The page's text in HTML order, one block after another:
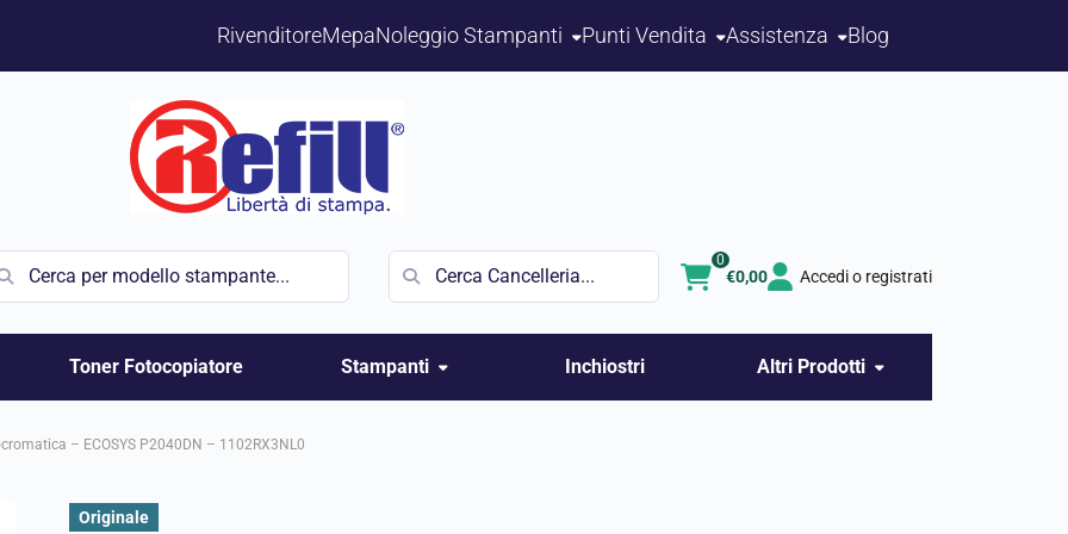
RivenditoreMepaNoleggio Stampanti Punti Vendita Assistenza Blog
€0,00
0
Accedi o registrati
Toner Fotocopiatore Stampanti Inchiostri Altri Prodotti
– ECOSYS P2040DN – 1102RX3NL0
Originale